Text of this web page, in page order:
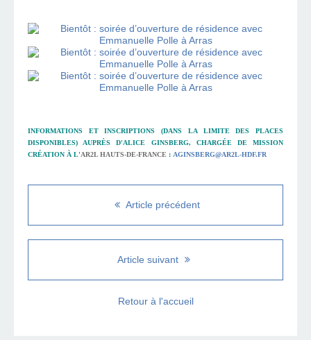
INFORMATIONS ET INSCRIPTIONS (DANS LA LIMITE DES PLACES
DISPONIBLES) AUPRÈS D'ALICE GINSBERG, CHARGÉE DE MISSION
CRÉATION À L'AR2L HAUTS-DE-FRANCE : AGINSBERG@AR2L-HDF.FR
Article précédent
Article suivant
Retour à l'accueil